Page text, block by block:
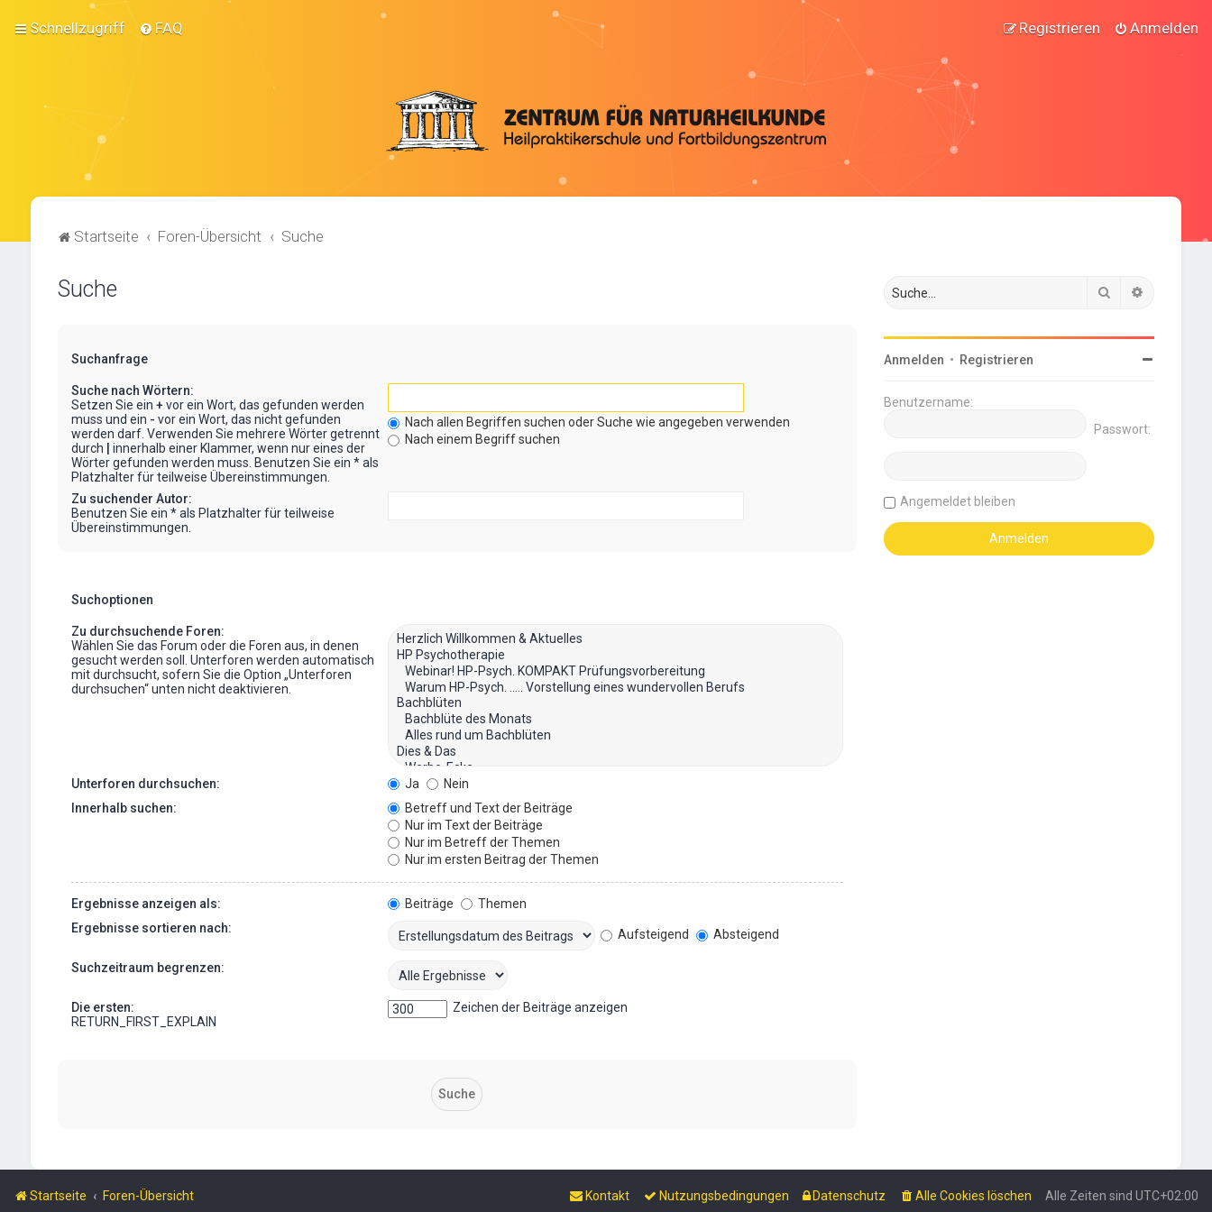
Schnellzugriff FAQ Anmelden
Registrieren
Startseite Foren-Übersicht Suche
Suche
Suchanfrage
Suche nach Wörtern:
Setzen Sie ein + vor ein Wort, das gefunden werden
muss und ein - vor ein Wort, das nicht gefunden
werden darf. Verwenden Sie mehrere Wörter getrennt
durch
innerhalb einer Klammer, wenn nur eines der
Wörter gefunden werden muss. Benutzen Sie ein * als
Platzhalter für teilweise Übereinstimmungen.
Nach allen Begriffen suchen oder Suche wie angegeben verwenden
Nach einem Begriff suchen
Zu suchender Autor:
Benutzen Sie ein * als Platzhalter für teilweise
Übereinstimmungen.
Suchoptionen
Zu durchsuchende Foren:
Wählen Sie das Forum oder die Foren aus, in denen
gesucht werden soll. Unterforen werden automatisch
mit durchsucht, sofern Sie die Option „Unterforen
durchsuchen“ unten nicht deaktivieren.
Unterforen durchsuchen: Ja
Nein
Innerhalb suchen:
Betreff und Text der Beiträge
Nur im Text der Beiträge
Nur im Betreff der Themen
Nur im ersten Beitrag der Themen
Ergebnisse anzeigen als: Beiträge
Themen
Ergebnisse sortieren nach:
Aufsteigend Absteigend
Suchzeitraum begrenzen:
Die ersten:
RETURN_FIRST_EXPLAIN
Zeichen der Beiträge anzeigen
Suche
Anmelden • Registrieren
Benutzername:
Passwort:
Angemeldet bleiben
Startseite Foren-Übersicht Alle Zeiten sind UTC+02:00
Alle Cookies löschen
Datenschutz
Nutzungsbedingungen
Kontakt